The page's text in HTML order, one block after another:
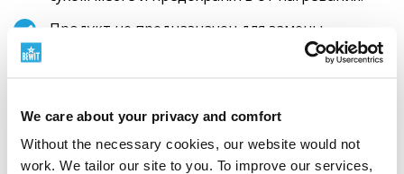
We care about your privacy and comfort
Without the necessary cookies, our website would not
work. We tailor our site to you. To improve our services,
Продукт не предназначен для замены
разнообразного и сбалансированного питания,
не предназначен для беременных и кормящих
Перед применением обязательно
проконсультируйтесь с сертифицированным
терапевтом ТКМ.